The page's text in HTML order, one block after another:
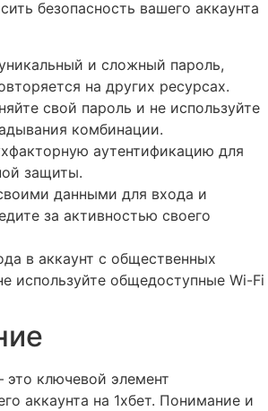
безопасность вашего аккаунта
и сложный пароль,
на других ресурсах.
свой пароль и не используйте
комбинации.
аутентификацию для
защиты.
данными для входа и
за активностью своего
в аккаунт с общественных
используйте общедоступные Wi-Fi
ключевой элемент
аккаунта на 1хбет. Понимание и